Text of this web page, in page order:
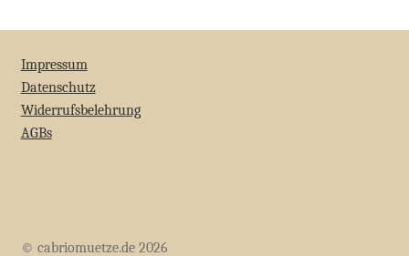
Impressum
Datenschutz
Widerrufsbelehrung
AGBs
© cabriomuetze.de 2026